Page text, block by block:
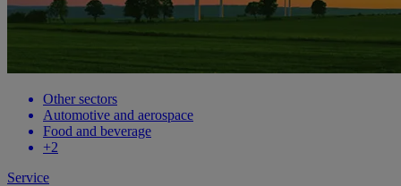
Other sectors
Automotive and aerospace
Food and beverage
+2
Service